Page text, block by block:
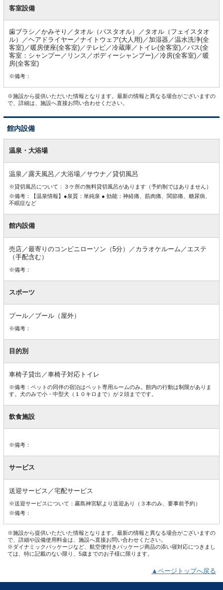
客室設備
歯ブラシ／かみそり／タオル（バスタオル）／タオル（フェイスタオ
ル）／ヘアドライヤー／ナイトウェア(大人用)／加湿器／温水洗浄(全
客室)／暖房便座(全客室)／テレビ／冷蔵庫／トイレ(全客室)／バス(全
客室：シャンプー／リンス／ボディーシャンプー)／冷房(全客室)／暖
房(全客室)
※備考：
※施設から提供いただいた情報となります。最新の情報と異なる場合がございますの
で、詳細は、施設へ直接お問い合わせください。
館内設備
内温泉・大浴場
温泉／露天風呂／大浴場／サウナ／貸切風呂
※貸切風呂について：３ケ所の無料貸切風呂があります（予約制ではありません）
※備考：【温泉情報】●泉質：単純泉 ● 効能：神経痛、筋肉痛、関節痛、糖尿病、
不眠症など
館内設備
売店／最寄りのコンビニローソン（5分）／カラオケルーム／エステ
（手配含む）
※備考：
スポーツ
プール／プール（屋外）
※備考：
目的別
車椅子貸出／車椅子対応トイレ
※備考：ペットの同伴の宿泊はペット専用ルームのみ。館内の行動は制限がありま
す。犬のみで小・中型犬（１０キロまで）が２頭までです。
飲食施設
※備考：
サービス
送迎サービス／宅配サービス
※送迎サービスについて：霧島神宮駅より送迎あり（３本のみ、要事前予約）
※備考：
※施設から提供いただいた情報となります。最新の情報と異なる場合がございますの
で、詳細や設備使用料金は、施設へ直接お問い合わせください。
※ダイナミックパッケージなど、航空便付きパッケージ商品の添い寝対応につきまし
ては、特に記載のない限り、5歳までのお子様に限ります。
▲ページトップへ戻る